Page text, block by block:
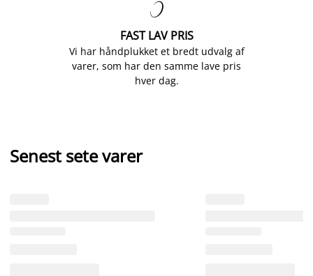

FAST LAV PRIS
Vi har håndplukket et bredt udvalg af
varer, som har den samme lave pris
hver dag.
Senest sete varer